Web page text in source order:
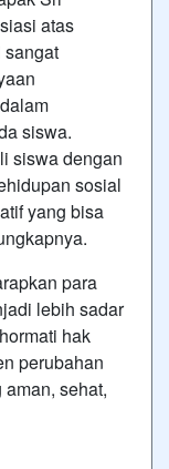
atas
sangat
siswa.
siswa dengan
sosial
yang bisa
para
lebih sadar
hak
perubahan
sehat,